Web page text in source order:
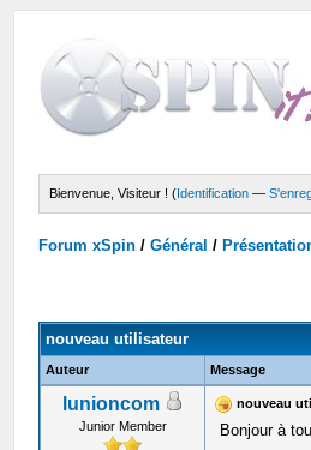
Bienvenue, Visiteur ! (Identification —
Forum xSpin /Général /
nouveau utilisateur
Auteur Message
lunioncom
Junior Member
nouveau
Bonjour à